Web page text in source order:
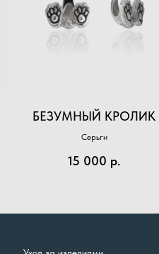
БЕЗУМНЫЙ КРОЛИК
Серьги
15 000 р.